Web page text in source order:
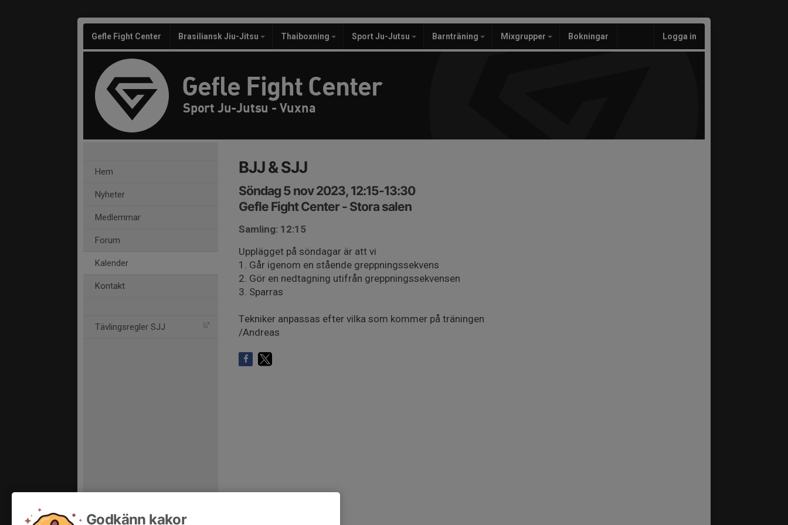
Gefle Fight Center Brasiliansk Jiu-Jitsu Thaiboxning Sport Ju-Jutsu Barnträning Mixgrupper Bokningar Logga in
Gefle Fight Center
Sport Ju-Jutsu - Vuxna
Hem
Nyheter
Medlemmar
Forum
Kalender
Kontakt
Tävlingsregler SJJ
BJJ & SJJ
Söndag 5 nov 2023, 12:15-13:30
Gefle Fight Center - Stora salen
Samling: 12:15
Upplägget på söndagar är att vi
1. Går igenom en stående greppningssekvens
2. Gör en nedtagning utifrån greppningssekvensen
3. Sparras
Tekniker anpassas efter vilka som kommer på träningen
/Andreas
Godkänn kakor